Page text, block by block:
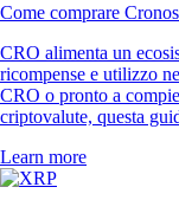
Come comprare
CRO alimenta un
ricompense e utilizzo
CRO o pronto a
criptovalute, questa
Learn more